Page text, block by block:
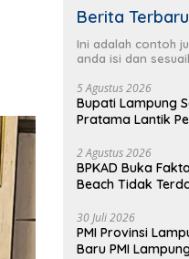
Berita Terbaru
Ini adalah contoh
anda isi dan
5 Agustus 2026
Bupati Lampung
Pratama Lantik
2 Agustus 2026
BPKAD Buka
Beach Tidak
30 Juli 2026
PMI Provinsi
Baru PMI